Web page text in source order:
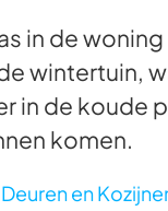
in de woning
wintertuin,
in de koude
komen.
Deuren en